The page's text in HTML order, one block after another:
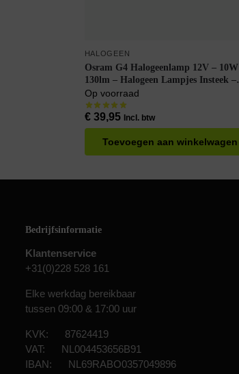
HALOGEEN
Osram G4 Halogeenlamp 12V – 10W
130lm – Halogeen Lampjes Insteek –
Warm Wit Licht – Dimbaar – Per 16
Halogeenlampen
Op voorraad
€39,95 Incl. btw
Toevoegen aan winkelwagen
Bedrijfsinformatie
Klantenservice
+31(0)228 528 161
Elke werkdag bereikbaar
tussen 09:00 & 17:00 uur
KVK: 87624419
VAT: NL004453656B91
IBAN: NL69RABO0357049896